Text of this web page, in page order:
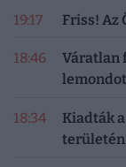
19:17 Friss! Az
18:46
Váratlan
18:34
Kiadták
területén